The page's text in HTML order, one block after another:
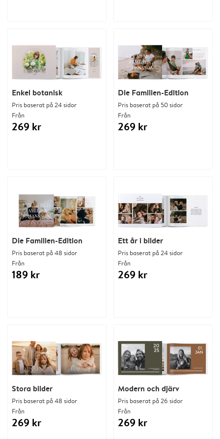
Die Familien-Edition
Pris baserat på 50 sidor
Från
269 kr
Die Familien-Edition
Pris baserat på 48 sidor
Från
189 kr
Stora bilder
Pris baserat på 48 sidor
Från
269 kr
Modern och djärv
Pris baserat på 26 sidor
Från
269 kr
Enkel botanisk
Pris baserat på 24 sidor
Från
269 kr
Ett år i bilder
Pris baserat på 24 sidor
Från
269 kr